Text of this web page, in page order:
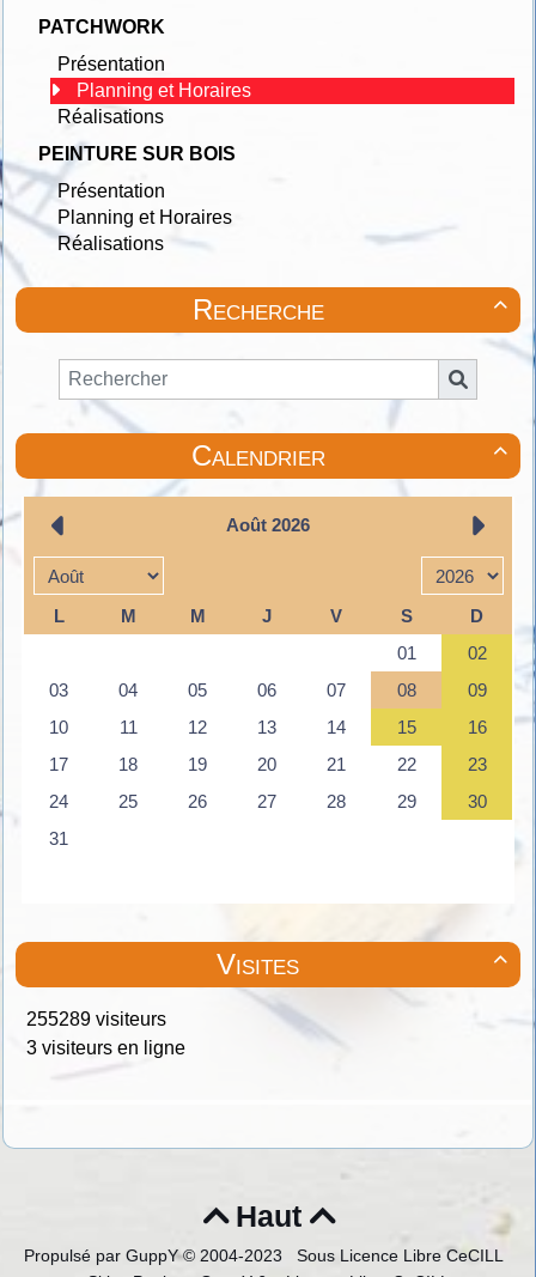
PATCHWORK
Présentation
Planning et Horaires
Réalisations
PEINTURE SUR BOIS
Présentation
Planning et Horaires
Réalisations

Recherche

Calendrier

Visites
255289 visiteurs
3 visiteurs en ligne
Haut 
Propulsé par GuppY© 2004-2023
Sous Licence Libre CeCILL